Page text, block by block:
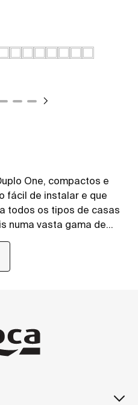
One, compactos e
fácil de instalar e que
todos os tipos de casas
numa vasta gama de